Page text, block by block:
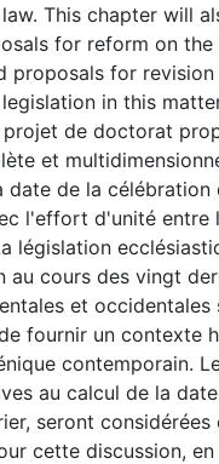
This chapter will
for reform on the
proposals for
in this
de doctorat
et
date de la célébration
l'effort d'unité entre
législation
au cours des vingt
et occidentales
fournir un contexte
contemporain.
au calcul de la
seront considérées
cette discussion,